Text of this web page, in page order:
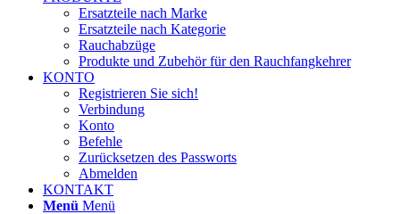
Ersatzteile nach Marke
Ersatzteile nach Kategorie
Rauchabzüge
Produkte und Zubehör für den Rauchfangkehrer
KONTO
Registrieren Sie sich!
Verbindung
Konto
Befehle
Zurücksetzen des Passworts
Abmelden
KONTAKT
Menü Menü